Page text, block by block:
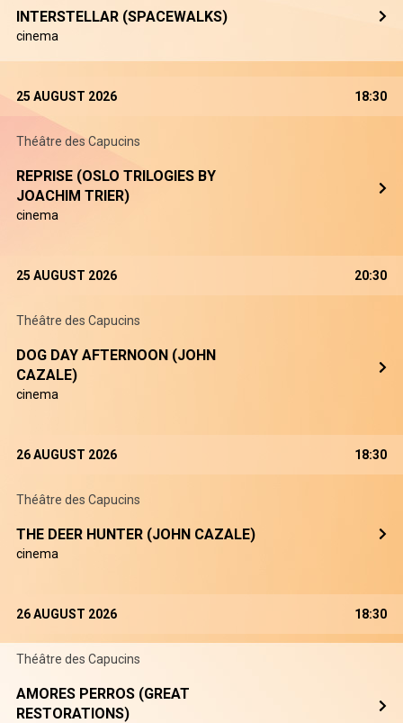
INTERSTELLAR (SPACEWALKS)
cinema
25 AUGUST 2026 18:30
Théâtre des Capucins
REPRISE (OSLO TRILOGIES BY
JOACHIM TRIER)
cinema
25 AUGUST 2026 20:30
Théâtre des Capucins
DOG DAY AFTERNOON (JOHN
CAZALE)
cinema
26 AUGUST 2026 18:30
Théâtre des Capucins
THE DEER HUNTER (JOHN CAZALE)
cinema
26 AUGUST 2026 18:30
Théâtre des Capucins
AMORES PERROS (GREAT
RESTORATIONS)